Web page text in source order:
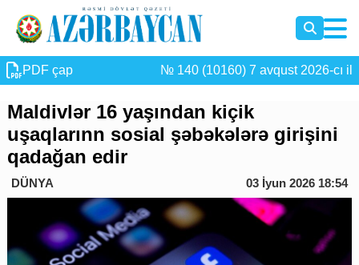
PDF çap № 140 (10160) 7 avqust 2026-cı il
Maldivlər 16 yaşından kiçik
uşaqlarınn sosial şəbəkələrə girişini
qadağan edir
DÜNYA 03 İyun 2026 18:54